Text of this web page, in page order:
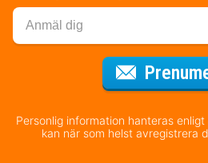
Personlig information hanteras enligt
kan när som helst avregistrera